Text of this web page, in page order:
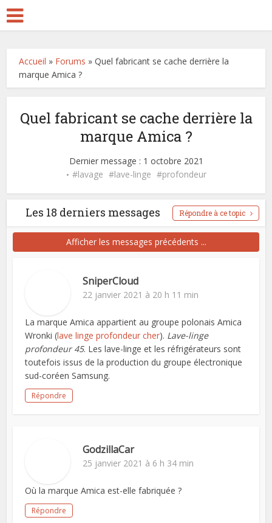
Accueil » Forums »Quel fabricant se cache derrière la
marque Amica ?
Quel fabricant se cache derrière la
marque Amica ?
Dernier message : 1 octobre 2021
lavage
lave-linge profondeur
Les 18 derniers messages Répondre à ce topic
Afficher les messages précédents ...
SniperCloud
22 janvier 2021 à 20 h 11 min
La marque Amica appartient au groupe polonais Amica
Wronki (lave linge profondeur cher). Lave-linge
profondeur 45. Les lave-linge et les réfrigérateurs sont
toutefois issus de la production du groupe électronique
sud-coréen Samsung.
Répondre
GodzillaCar
25 janvier 2021 à 6 h 34 min
Où la marque Amica est-elle fabriquée ?
Répondre